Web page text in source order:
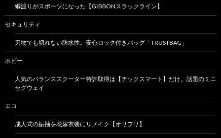
綱渡りがスポーツになった【GIBBONスラックライン】
セキュリティ
刃物でも切れない防水性。安心ロック付きバッグ「TRUSTBAG」
ホビー
人気のバランススクーター特許取得は【チックスマート】だけ。話題のミニ
セグウェイ
エコ
成人式の振袖を花嫁衣装にリメイク【オリフリ】